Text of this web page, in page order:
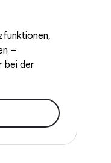
–
bei der